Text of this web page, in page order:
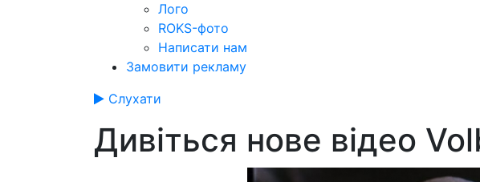
Лого
ROKS-фото
Написати нам
Замовити рекламу
Слухати
Дивіться нове відео